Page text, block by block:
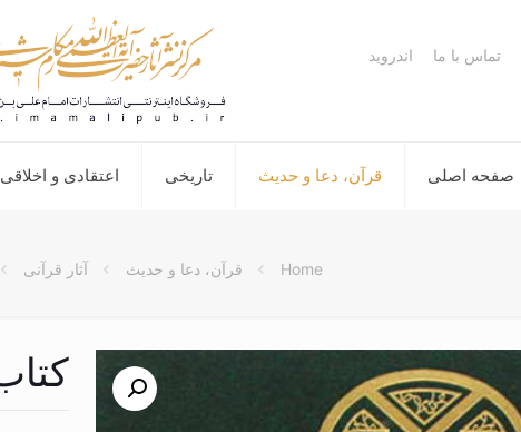
صفحه اصلی قرآن، دعا و حدیث تاریخی اعتقادی و اخلاقی
تماس با ما اندروید
Home قرآن، دعا و حدیث آثار قرآنی